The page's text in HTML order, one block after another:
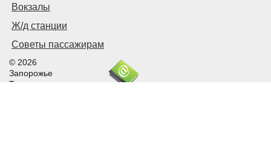
Вокзалы
Ж/д станции
Советы пассажирам
© 2026
Запорожье
Транспортное